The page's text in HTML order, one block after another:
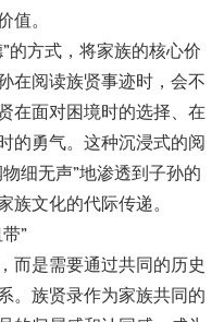
值。
的方式，将家族的核心价
在阅读族贤事迹时，会不
在面对困境时的选择、在
的勇气。这种沉浸式的阅
细无声”地渗透到子孙的
族文化的代际传递。
”
而是需要通过共同的历史
。族贤录作为家族共同的